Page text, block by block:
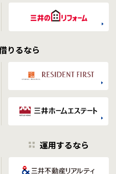
りるなら
運用するなら